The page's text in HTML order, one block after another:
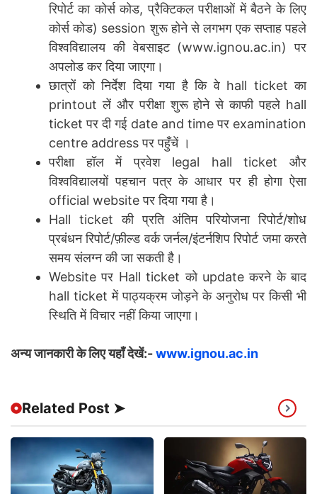
रिपोर्ट का कोर्स कोड, प्रैक्टिकल परीक्षाओं में बैठने के लिए
कोर्स कोड) session शुरू होने से लगभग एक सप्ताह पहले
विश्वविद्यालय की वेबसाइट (www.ignou.ac.in) पर
अपलोड कर दिया जाएगा।
छात्रों को निर्देश दिया गया है कि वे hall ticket का
printout लें और परीक्षा शुरू होने से काफी पहले hall
ticket पर दी गई date and time पर examination
centre address पर पहुँचें ।
परीक्षा हॉल में प्रवेश legal hall ticket और
विश्वविद्यालयों पहचान पत्र के आधार पर ही होगा ऐसा
official website पर दिया गया है।
Hall ticket की प्रति अंतिम परियोजना रिपोर्ट/शोध
प्रबंधन रिपोर्ट/फ़ील्ड वर्क जर्नल/इंटर्नशिप रिपोर्ट जमा करते
समय संलग्न की जा सकती है।
Website पर Hall ticket को update करने के बाद
hall ticket में पाठ्यक्रम जोड़ने के अनुरोध पर किसी भी
स्थिति में विचार नहीं किया जाएगा।
अन्य जानकारी के लिए यहाँ देखें:-www.ignou.ac.in
Related Post ➤